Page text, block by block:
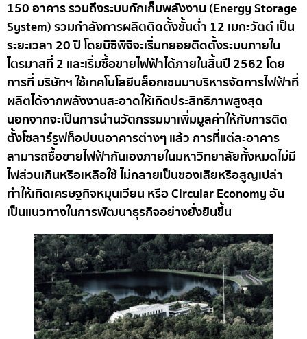
150 อาคาร รวมถึงระบบกักเก็บพลังงาน (Energy Storage
System) รวมกำลังการผลิตติดตั้งขั้นต่ำ 12 เมกะวัตต์ เป็น
ระยะเวลา 20 ปี โดยบีซีพีจีจะเริ่มทยอยติดตั้งระบบภายใน
ไตรมาสที่ 2 และเริ่มซื้อขายไฟฟ้าได้ภายในสิ้นปี 2562 โดย
การที่ บริษัทฯ ใช้เทคโนโลยีบล็อกเชนมาบริหารจัดการไฟฟ้าที่
ผลิตได้จากพลังงานสะอาดให้เกิดประสิทธิภาพสูงสุด
นอกจากจะเป็นการนำนวัตกรรมมาเพิ่มมูลค่าให้กับการติด
ตั้งโซลาร์รูฟท็อปบนอาคารต่างๆ แล้ว การที่แต่ละอาคาร
สามารถซื้อขายไฟฟ้ากันเองภายในมหาวิทยาลัยทั้งหมดไม่มี
ไฟส่วนเกินหรือเหลือใช้ ไม่กลายเป็นของเสียหรือสูญเปล่า
ทำให้เกิดเศรษฐกิจหมุนเวียน หรือ Circular Economy อัน
เป็นแนวทางในการพัฒนาธุรกิจอย่างยั่งยืนขึ้น